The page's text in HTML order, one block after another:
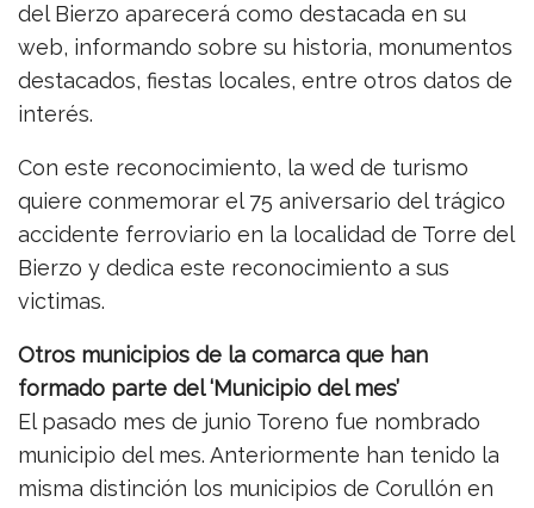
del Bierzo aparecerá como destacada en su
web, informando sobre su historia, monumentos
destacados, fiestas locales, entre otros datos de
interés.
Con este reconocimiento, la wed de turismo
quiere conmemorar el 75 aniversario del trágico
accidente ferroviario en la localidad de Torre del
Bierzo y dedica este reconocimiento a sus
victimas.
Otros municipios de la comarca que han
formado parte del ‘Municipio del mes’
El pasado mes de junio Toreno fue nombrado
municipio del mes. Anteriormente han tenido la
misma distinción los municipios de Corullón en